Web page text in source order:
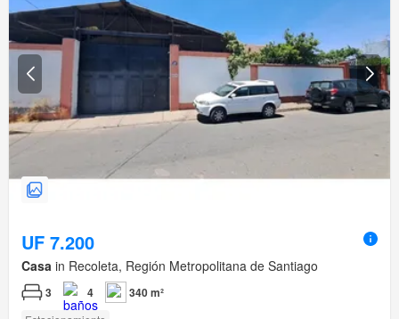
UF 7.200
Casa in Recoleta, Región Metropolitana de Santiago
3 4 340 m²